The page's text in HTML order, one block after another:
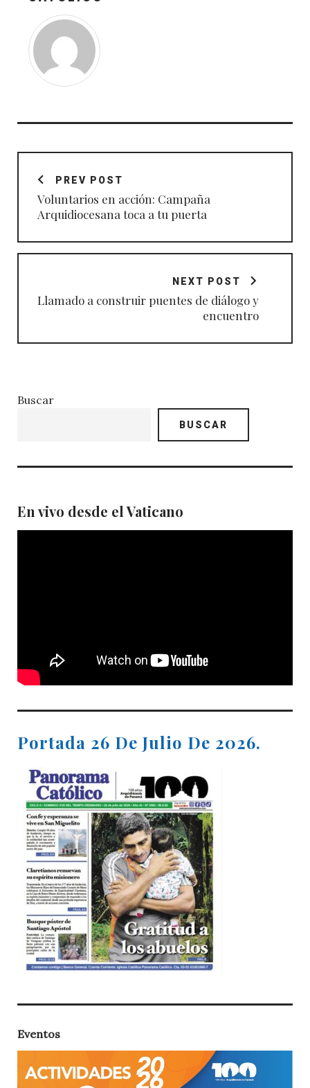
Navegación
entradasPREV POST
Voluntarios en acción: Campaña
Arquidiocesana toca a tu puerta
NEXT POST
Llamado a construir puentes de diálogo y
encuentro
Buscar
BUSCAR
En vivo desde el Vaticano
Portada 26 De Julio De 2026.
Eventos